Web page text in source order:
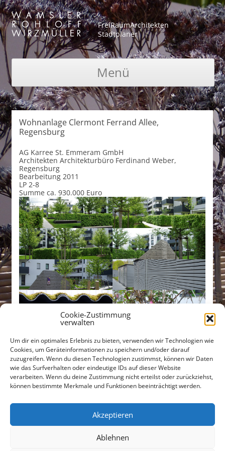
Cookie-Zustimmung
verwalten
Um dir ein optimales Erlebnis zu bieten, verwenden wir Technologien wie
Cookies, um Geräteinformationen zu speichern und/oder darauf
zuzugreifen. Wenn du diesen Technologien zustimmst, können wir Daten
wie das Surfverhalten oder eindeutige IDs auf dieser Website
verarbeiten. Wenn du deine Zustimmung nicht erteilst oder zurückziehst,
können bestimmte Merkmale und Funktionen beeinträchtigt werden.
Akzeptieren
Ablehnen
FreiRaumArchitekten
Stadtplaner
Menü
Zum Inhalt springen
Wohnanlage Clermont Ferrand Allee,
Regensburg
AG Karree St. Emmeram GmbH
Architekten Architekturbüro Ferdinand Weber,
Regensburg
Bearbeitung 2011
LP 2-8
Summe ca. 930.000 Euro
Untere Bachgasse 15
Fax +49 (0)941 56712301